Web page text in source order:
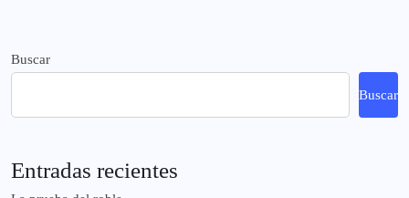
Buscar
Buscar
Entradas recientes